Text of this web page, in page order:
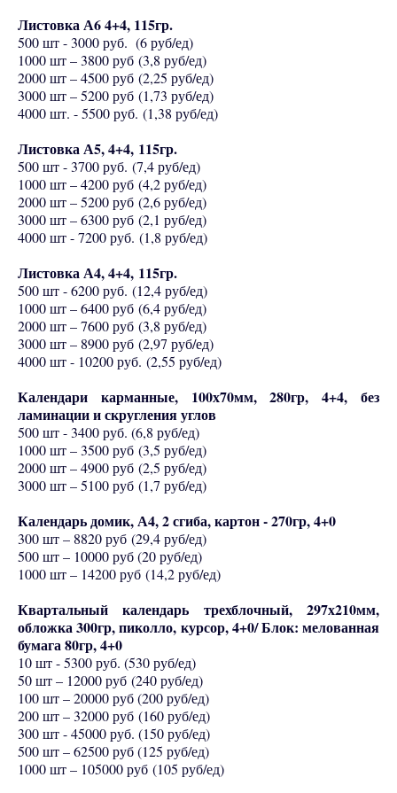
Листовка А6 4+4, 115гр.
500 шт - 3000 руб. (6 руб/ед)
1000 шт – 3800 руб (3,8 руб/ед)
2000 шт – 4500 руб (2,25 руб/ед)
3000 шт – 5200 руб (1,73 руб/ед)
4000 шт. - 5500 руб. (1,38 руб/ед)
Листовка А5, 4+4, 115гр.
500 шт - 3700 руб. (7,4 руб/ед)
1000 шт – 4200 руб (4,2 руб/ед)
2000 шт – 5200 руб (2,6 руб/ед)
3000 шт – 6300 руб (2,1 руб/ед)
4000 шт - 7200 руб. (1,8 руб/ед)
Листовка А4, 4+4, 115гр.
500 шт - 6200 руб. (12,4 руб/ед)
1000 шт – 6400 руб (6,4 руб/ед)
2000 шт – 7600 руб (3,8 руб/ед)
3000 шт – 8900 руб (2,97 руб/ед)
4000 шт - 10200 руб. (2,55 руб/ед)
Календари карманные, 100х70мм, 280гр, 4+4, без
ламинации и скругления углов
500 шт - 3400 руб. (6,8 руб/ед)
1000 шт – 3500 руб (3,5 руб/ед)
2000 шт – 4900 руб (2,5 руб/ед)
3000 шт – 5100 руб (1,7 руб/ед)
Календарь домик, А4, 2 сгиба, картон - 270гр, 4+0
300 шт – 8820 руб (29,4 руб/ед)
500 шт – 10000 руб (20 руб/ед)
1000 шт – 14200 руб (14,2 руб/ед)
Квартальный календарь трехблочный, 297х210мм,
обложка 300гр, пиколло, курсор, 4+0/ Блок: мелованная
бумага 80гр, 4+0
10 шт - 5300 руб. (530 руб/ед)
50 шт – 12000 руб (240 руб/ед)
100 шт – 20000 руб (200 руб/ед)
200 шт – 32000 руб (160 руб/ед)
300 шт - 45000 руб. (150 руб/ед)
500 шт – 62500 руб (125 руб/ед)
1000 шт – 105000 руб (105 руб/ед)